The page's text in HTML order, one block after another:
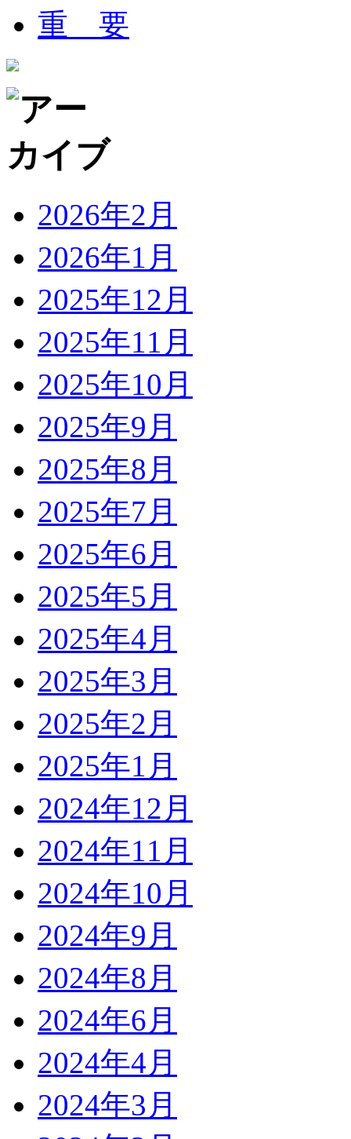
重 要
2026年2月
2026年1月
2025年12月
2025年11月
2025年10月
2025年9月
2025年8月
2025年7月
2025年6月
2025年5月
2025年4月
2025年3月
2025年2月
2025年1月
2024年12月
2024年11月
2024年10月
2024年9月
2024年8月
2024年6月
2024年4月
2024年3月